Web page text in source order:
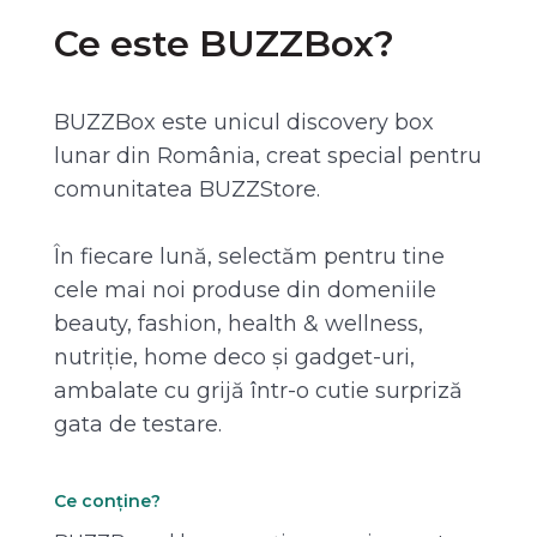
Ce este BUZZBox?
BUZZBox este unicul discovery box
lunar din România, creat special pentru
comunitatea BUZZStore.
În fiecare lună, selectăm pentru tine
cele mai noi produse din domeniile
beauty, fashion, health & wellness,
nutriție, home deco și gadget-uri,
ambalate cu grijă într-o cutie surpriză
gata de testare.
Ce conține?